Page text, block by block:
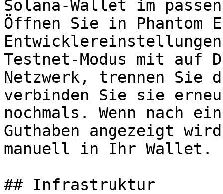
Solana-Wallet im
Öffnen Sie in Phantom
Testnet-Modus mit auf
Netzwerk, trennen Sie
verbinden Sie sie
nochmals. Wenn nach
Guthaben angezeigt
manuell in Ihr Wallet.
## Infrastruktur